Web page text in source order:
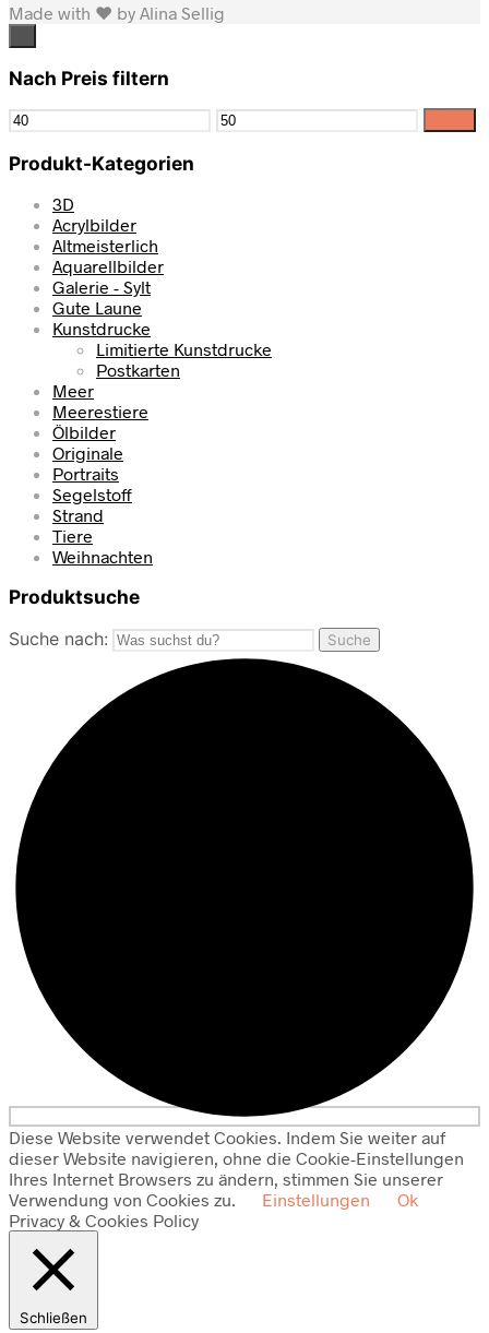
Made with ♥ by Alina Sellig
Nach Preis filtern
Produkt-Kategorien
3D
Acrylbilder
Altmeisterlich
Aquarellbilder
Galerie - Sylt
Gute Laune
Kunstdrucke
Limitierte Kunstdrucke
Postkarten
Meer
Meerestiere
Ölbilder
Originale
Portraits
Segelstoff
Strand
Tiere
Weihnachten
Produktsuche
Suche nach: Suche
Diese Website verwendet Cookies. Indem Sie weiter auf
dieser Website navigieren, ohne die Cookie-Einstellungen
Ihres Internet Browsers zu ändern, stimmen Sie unserer
Verwendung von Cookies zu.
Einstellungen
Ok
Privacy & Cookies Policy
Schließen